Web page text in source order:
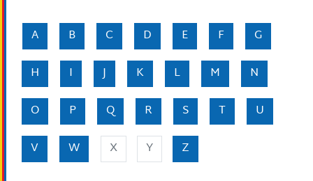
A B C D E F
G
H
I J K L M
N
O
P Q R S T
U
V
W X Y Z